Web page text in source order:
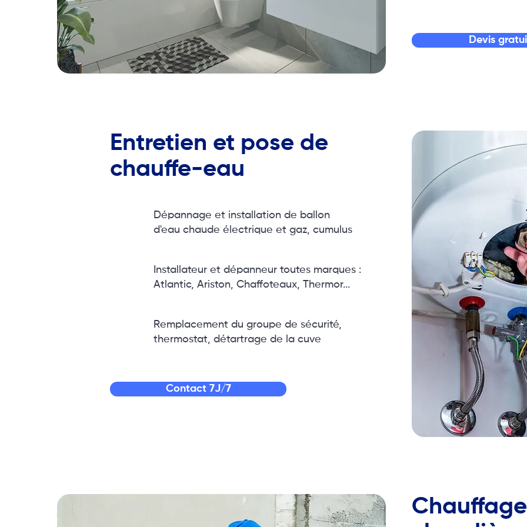
Devis
Entretien et pose de
chauffe-eau
Dépannage et installation de ballon
d'eau chaude électrique et gaz, cumulus
Installateur et dépanneur toutes marques :
Atlantic, Ariston, Chaffoteaux, Thermor...
Remplacement du groupe de sécurité,
thermostat, détartrage de la cuve
Contact 7J/7